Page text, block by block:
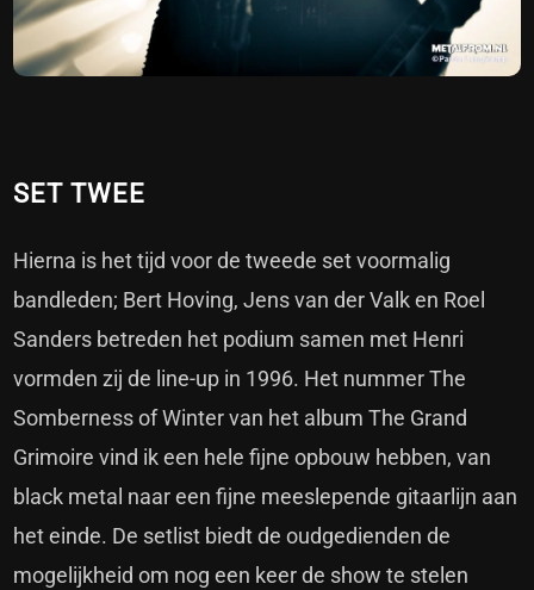
SET TWEE
Hierna is het tijd voor de tweede set voormalig
bandleden; Bert Hoving, Jens van der Valk en Roel
Sanders betreden het podium samen met Henri
vormden zij de line-up in 1996. Het nummer The
Somberness of Winter van het album The Grand
Grimoire vind ik een hele fijne opbouw hebben, van
black metal naar een fijne meeslepende gitaarlijn aan
het einde. De setlist biedt de oudgedienden de
mogelijkheid om nog een keer de show te stelen